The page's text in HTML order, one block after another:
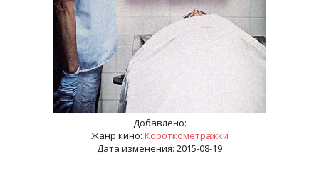
Добавлено:
Жанр кино: Короткометражки
Дата изменения: 2015-08-19